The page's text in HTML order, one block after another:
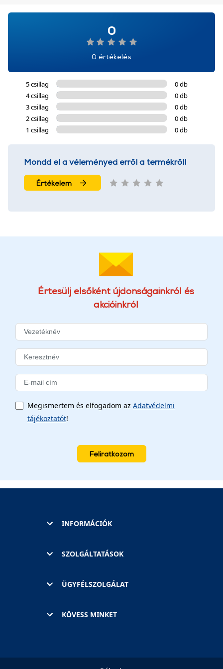
0
0 értékelés
5 csillag
0 db
4 csillag
0 db
3 csillag
0 db
2 csillag
0 db
1 csillag
0 db
Mondd el a véleményed erről a termékről!
Értékelem
Értesülj elsőként újdonságainkról és
akcióinkról
Megismertem és elfogadom az Adatvédelmi
tájékoztatót!
Feliratkozom
INFORMÁCIÓK
SZOLGÁLTATÁSOK
ÜGYFÉLSZOLGÁLAT
KÖVESS MINKET